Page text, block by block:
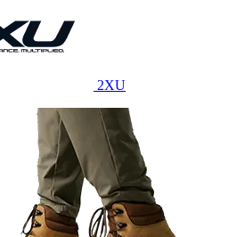
2XU